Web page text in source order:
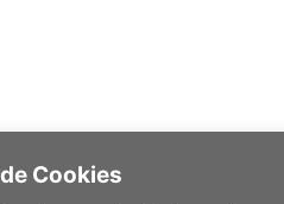
Cookies